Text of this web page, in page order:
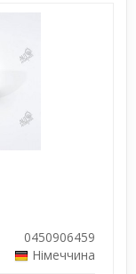
0450906459
Німеччина